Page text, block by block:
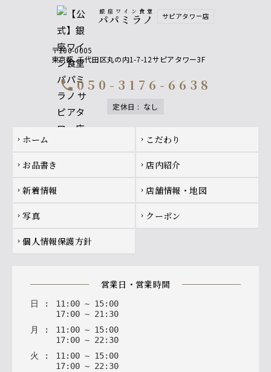
銀座ワイン食堂
パパミラノ サピアタワー店
〒100-0005
東京都 千代田区丸の内1-7-12サピアタワー3F
call050-3176-6638
定休日 : なし
Footer navigation
chevron_right ホーム chevron_right こだわり
chevron_right お品書き chevron_right 店内紹介
chevron_right 新着情報 chevron_right 店舗情報・地図
chevron_right 写真 chevron_right クーポン
chevron_right 個人情報保護方針
営業日・営業時間
日 : 11 : 00 ~ 15: 00
17: 00 ~ 21 : 30
月
: 11: 00 ~ 15: 00
17: 00 ~ 22: 30
火
: 11: 00 ~ 15: 00
17: 00 ~ 22: 30